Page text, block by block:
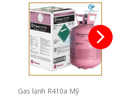
Gas lạnh R410a Mỹ